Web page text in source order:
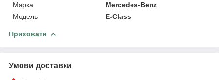
Марка
Mercedes-Benz
Модель
E-Class
Приховати
Умови доставки